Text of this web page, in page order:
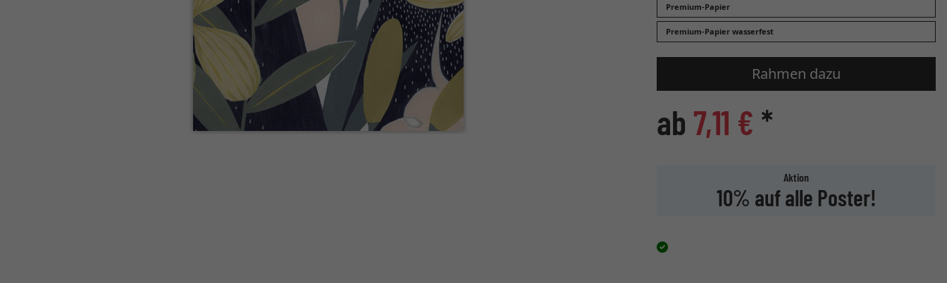
Premium-Papier
Premium-Papier wasserfest
Rahmen dazu
ab 7,11 € *
Aktion
10% auf alle Poster!